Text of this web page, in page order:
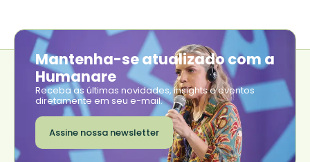
Mantenha-se atualizado com a
Humanare
Receba as últimas novidades, insights e eventos
diretamente em seu e-mail.
Assine nossa newsletter